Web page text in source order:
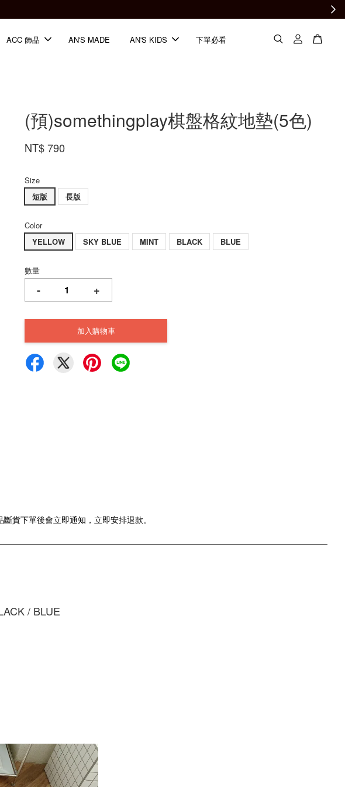
ACC 飾品 AN'S MADE AN'S KIDS 下單必看
(預)somethingplay棋盤格紋地墊(5色)
NT$ 790
Size
短版
長版
Color
YELLOW
SKY BLUE MINT BLACK BLUE
數量
- +
加入購物車
貨下單後會立即通知，立即安排退款。
/ BLUE